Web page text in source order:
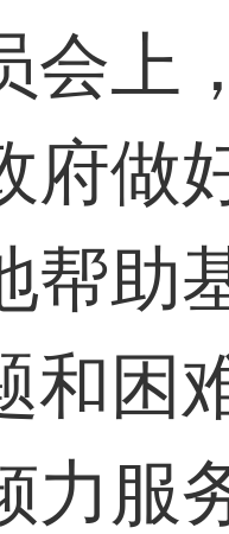
会上
府做
帮助
和困
力服